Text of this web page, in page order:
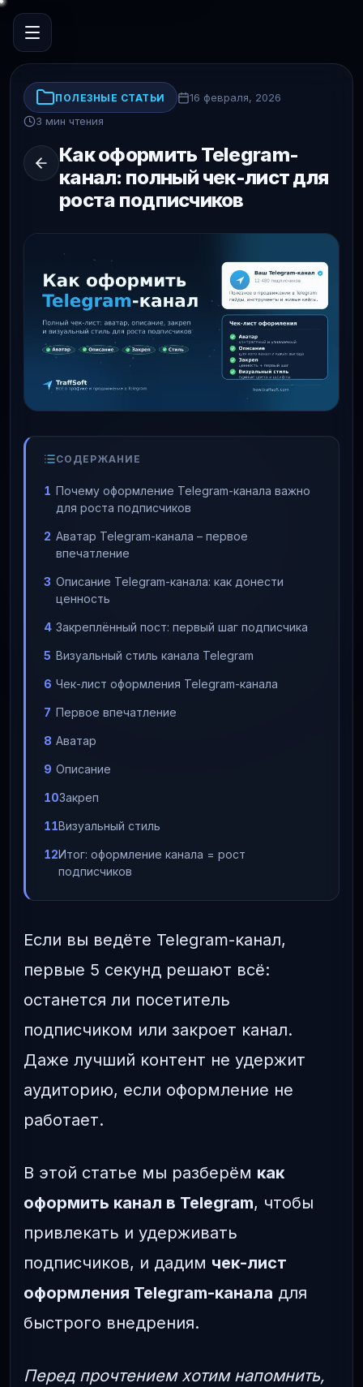
ПОЛЕЗНЫЕ СТАТЬИ
16 февраля, 2026
3 мин чтения
Как оформить Telegram-
канал: полный чек-лист для
роста подписчиков
СОДЕРЖАНИЕ
Почему оформление Telegram-канала важно
для роста подписчиков
Аватар Telegram-канала – первое
впечатление
Описание Telegram-канала: как донести
ценность
Закреплённый пост: первый шаг подписчика
Визуальный стиль канала Telegram
Чек-лист оформления Telegram-канала
Первое впечатление
Аватар
Описание
Закреп
Визуальный стиль
Итог: оформление канала = рост
подписчиков
Если вы ведёте Telegram-канал,
первые 5 секунд решают всё:
останется ли посетитель
подписчиком или закроет канал.
Даже лучший контент не удержит
аудиторию, если оформление не
работает.
В этой статье мы разберём как
оформить канал в Telegram, чтобы
привлекать и удерживать
подписчиков, и дадим чек-лист
оформления Telegram-канала для
быстрого внедрения.
Перед прочтением хотим напомнить,